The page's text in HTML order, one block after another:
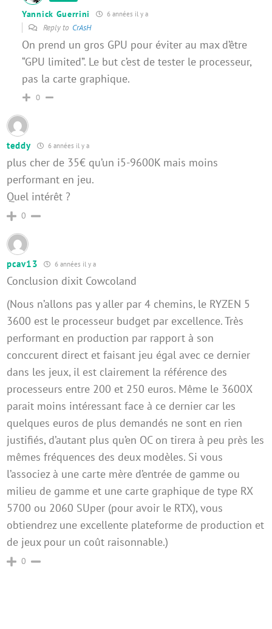
Yannick Guerrini 6 années il y a
Reply to CrAsH
On prend un gros GPU pour éviter au max d’être
“GPU limited”. Le but c’est de tester le processeur,
pas la carte graphique.
0
teddy 6 années il y a
plus cher de 35€ qu’un i5-9600K mais moins
performant en jeu.
Quel intérêt ?
0
pcav13 6 années il y a
Conclusion dixit Cowcoland
(Nous n’allons pas y aller par 4 chemins, le RYZEN 5
3600 est le processeur budget par excellence. Très
performant en production par rapport à son
conccurent direct et faisant jeu égal avec ce dernier
dans les jeux, il est clairement la référence des
processeurs entre 200 et 250 euros. Même le 3600X
parait moins intéressant face à ce dernier car les
quelques euros de plus demandés ne sont en rien
justifiés, d’autant plus qu’en OC on tirera à peu près les
mêmes fréquences des deux modèles. Si vous
l’associez à une carte mère d’entrée de gamme ou
milieu de gamme et une carte graphique de type RX
5700 ou 2060 SUper (pour avoir le RTX), vous
obtiendrez une excellente plateforme de production et
de jeux pour un coût raisonnable.)
0